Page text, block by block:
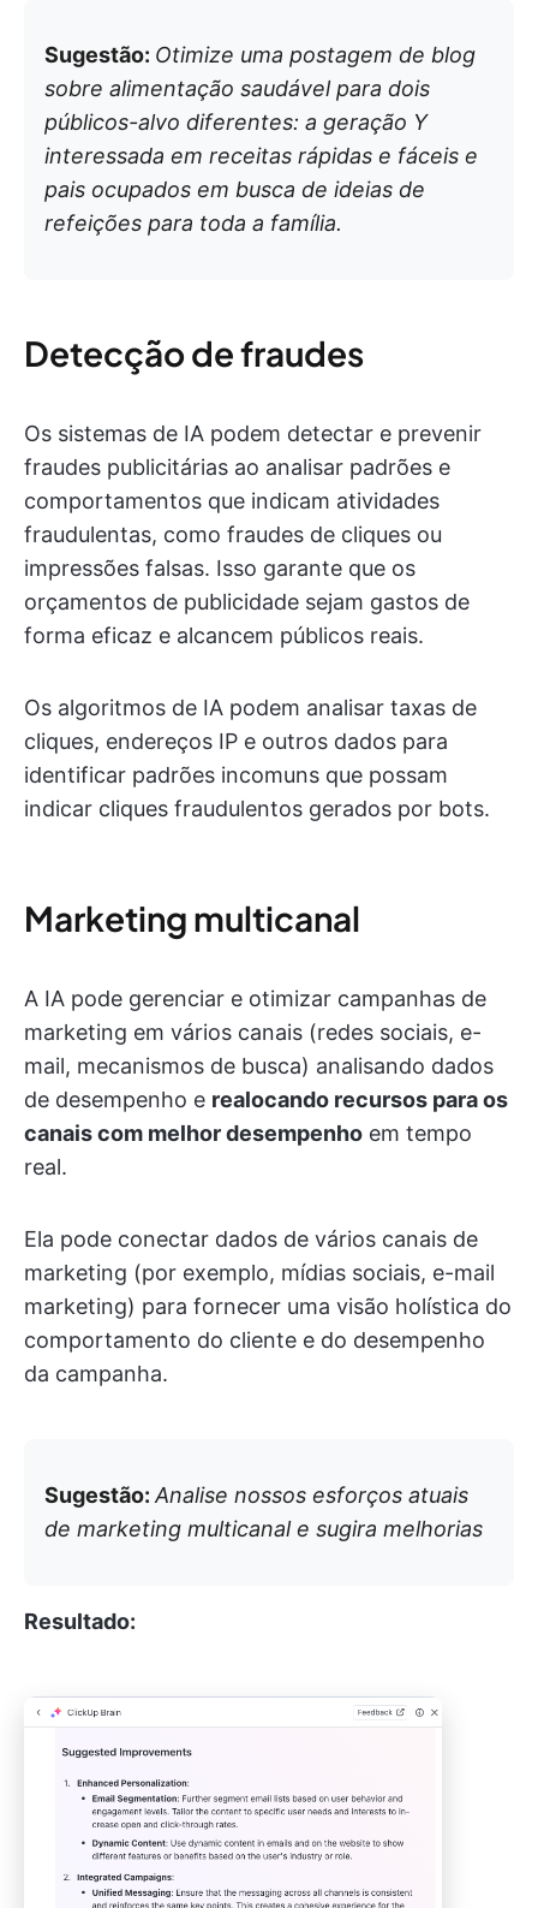
Sugestão: Otimize uma postagem de blog
sobre alimentação saudável para dois
públicos-alvo diferentes: a geração Y
interessada em receitas rápidas e fáceis e
pais ocupados em busca de ideias de
refeições para toda a família.
Detecção de fraudes
Os sistemas de IA podem detectar e prevenir
fraudes publicitárias ao analisar padrões e
comportamentos que indicam atividades
fraudulentas, como fraudes de cliques ou
impressões falsas. Isso garante que os
orçamentos de publicidade sejam gastos de
forma eficaz e alcancem públicos reais.
Os algoritmos de IA podem analisar taxas de
cliques, endereços IP e outros dados para
identificar padrões incomuns que possam
indicar cliques fraudulentos gerados por bots.
Marketing multicanal
A IA pode gerenciar e otimizar campanhas de
marketing em vários canais (redes sociais, e-
mail, mecanismos de busca) analisando dados
de desempenho e realocando recursos para os
canais com melhor desempenho em tempo
real.
Ela pode conectar dados de vários canais de
marketing (por exemplo, mídias sociais, e-mail
marketing) para fornecer uma visão holística do
comportamento do cliente e do desempenho
da campanha.
Sugestão: Analise nossos esforços atuais
de marketing multicanal e sugira melhorias
Resultado: